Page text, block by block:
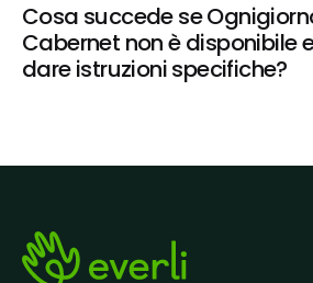
Cosa succede se
Cabernet non è disponibile
dare istruzioni specifiche?